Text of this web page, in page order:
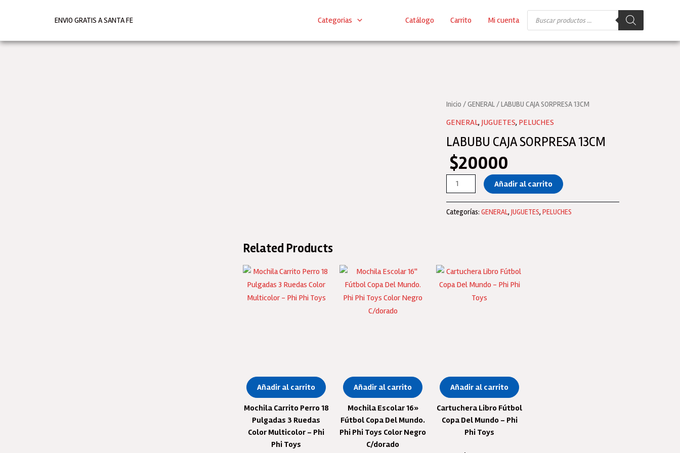
ENVIO GRATIS A SANTA FE Categorias Catálogo Carrito Mi cuenta
Búsqueda
productos
Inicio /GENERAL/ LABUBU CAJA SORPRESA 13CM
GENERAL, JUGUETES, PELUCHES
LABUBU CAJA SORPRESA 13CM
$20000
LABUBU
CAJA
SORPRESA
Añadir al carrito
Categorías: GENERAL, JUGUETES, PELUCHES
Related Products
Añadir al carrito
Mochila Carrito Perro 18
Pulgadas 3 Ruedas
Color Multicolor – Phi
Phi Toys
Añadir al carrito
Mochila Escolar 16»
Fútbol Copa Del Mundo.
Phi Phi Toys Color Negro
C/dorado
Añadir al carrito
Cartuchera Libro Fútbol
Copa Del Mundo – Phi
Phi Toys